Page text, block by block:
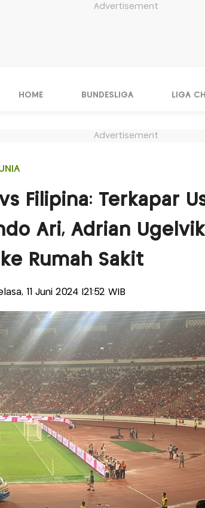
Advertisement
HOME BUNDESLIGA LIGA
Advertisement
Filipina: Terkapar
Ari, Adrian Ugelvik
Rumah Sakit
11 Juni 2024 |21:52 WIB